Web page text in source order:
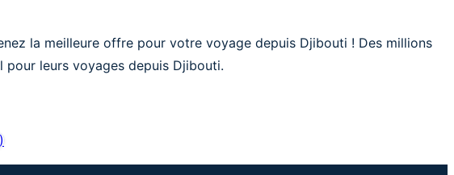
la meilleure offre pour votre voyage depuis Djibouti ! Des millions
leurs voyages depuis Djibouti.
)